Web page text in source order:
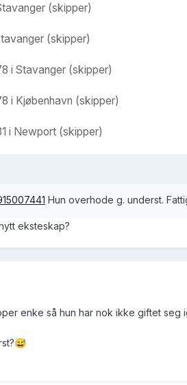
(skipper)
(skipper)
i Stavanger (skipper)
i Kjøbenhavn (skipper)
i Newport (skipper)
Hun overhode g. underst.
eksteskap?
enke så hun har nok ikke giftet seg
😅